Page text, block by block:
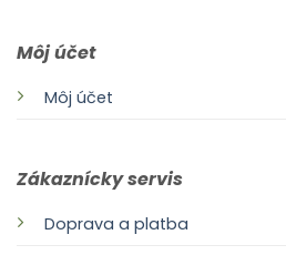
Môj účet
Môj účet
Zákaznícky servis
Doprava a platba